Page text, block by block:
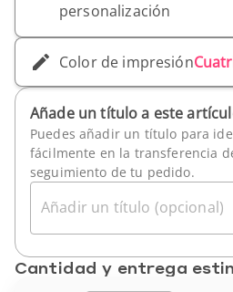
personalización
Color de impresión
Añade un título a este
Puedes añadir un título para
fácilmente en la transferencia
seguimiento de tu pedido.
Añadir un título (opcional)
Cantidad y entrega